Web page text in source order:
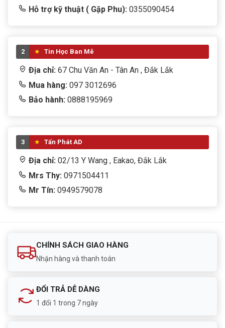
Hỗ trợ kỹ thuật ( Gặp Phu): 0355090454
2 Tin Học Ban Mê
Địa chỉ: 67 Chu Văn An - Tân An , Đắk Lắk
Mua hàng: 097 3012696
Bảo hành: 0888195969
3 Tấn Phát AD
Địa chỉ: 02/13 Y Wang , Eakao, Đắk Lắk
Mrs Thy: 0971504411
Mr Tín: 0949579078
CHÍNH SÁCH GIAO HÀNG
Nhận hàng và thanh toán
ĐỔI TRẢ DỄ DÀNG
1 đổi 1 trong 7 ngày